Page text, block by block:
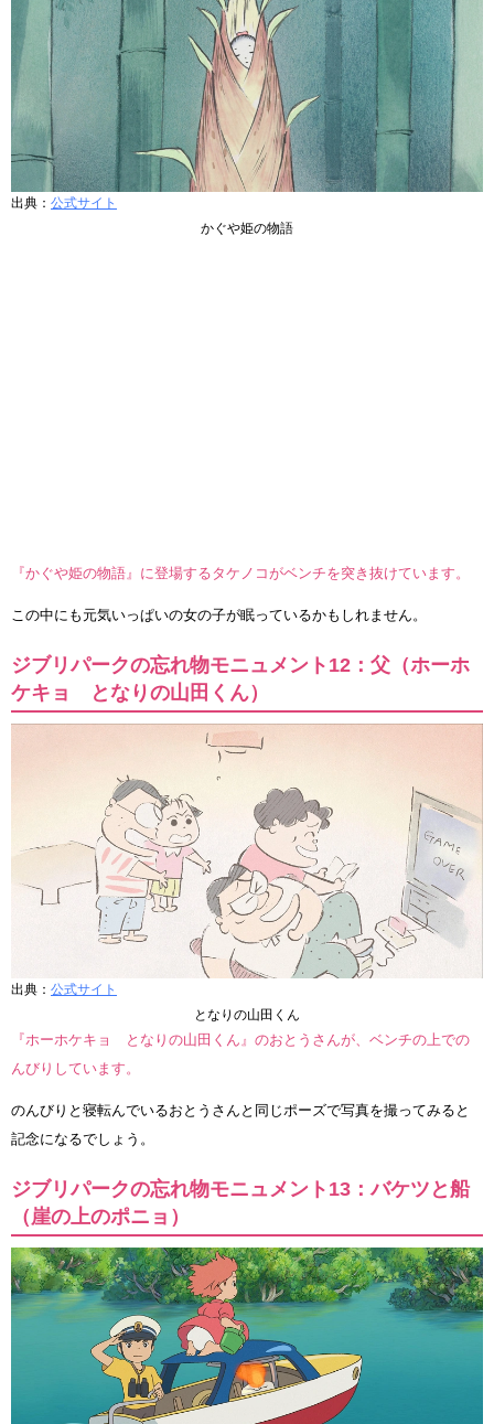
出典： 公式サイト
かぐや姫の物語
『かぐや姫の物語』に登場するタケノコがベンチを突き抜けています。
この中にも元気いっぱいの女の子が眠っているかもしれません。
ジブリパークの忘れ物モニュメント12：父（ホーホ
ケキョ となりの山田くん）
出典： 公式サイト
となりの山田くん
『ホーホケキョ となりの山田くん』のおとうさんが、ベンチの上での
んびりしています。
のんびりと寝転んでいるおとうさんと同じポーズで写真を撮ってみると
記念になるでしょう。
ジブリパークの忘れ物モニュメント13：バケツと船
（崖の上のポニョ）